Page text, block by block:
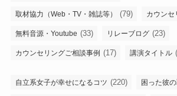
取材協力（Web・TV・雑誌等） (79) カウンセ
無料音源・Youtube (33) リレーブログ (23)
カウンセリングご相談事例 (17) 講演タイトル
自立系女子が幸せになるコツ (220) 困った彼